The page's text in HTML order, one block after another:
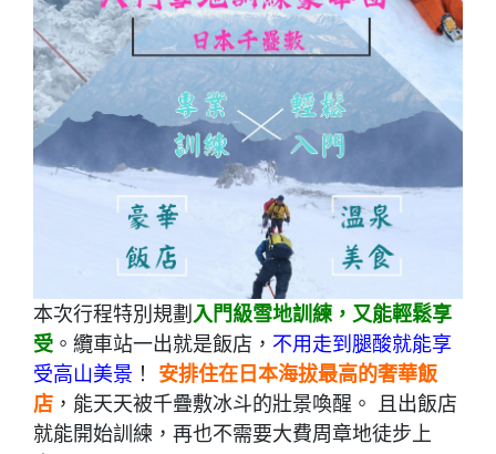
本次行程特別規劃入門級雪地訓練，又能輕鬆享
受 。纜車站一出就是飯店， 不用走到腿酸就能享
受高山美景 ！ 安排住在日本海拔最高的奢華飯
店 ，能天天被千疊敷冰斗的壯景喚醒。 且出飯店
就能開始訓練，再也不需要大費周章地徒步上